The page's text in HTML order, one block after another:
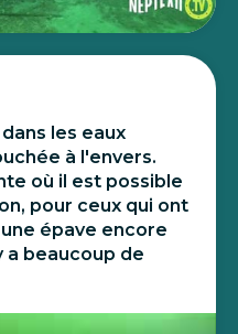
les eaux
à l'envers.
où il est possible
pour ceux qui ont
épave encore
a beaucoup de